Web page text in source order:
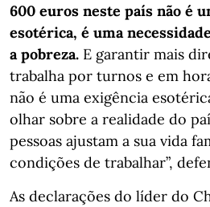
600 euros neste país não é
esotérica, é uma
a pobreza. E garantir mais
trabalha por turnos e em
não é uma exigência
olhar sobre a realidade do
pessoas ajustam a sua vida
condições de trabalhar”,
As declarações do líder do